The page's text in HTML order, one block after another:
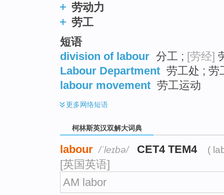
劳动力
劳工
短语
division of labour 分工 ; [劳经]
Labour Department 劳工处 ; 劳
labour movement 劳工运动
更多网络短语
柯林斯英汉双解大词典
labour /ˈleɪbə/ CET4 TEM4 (
[英国英语]
AM labor